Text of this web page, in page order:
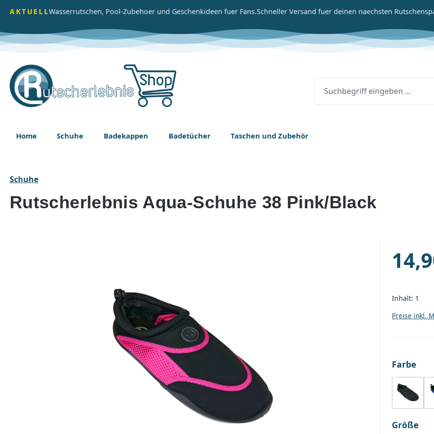
Hauptinhalt springen
Zur Suche springen
Zur Hauptnavigation springen
AKTUELLWasserrutschen, Pool-Zubehoer und Geschenkideen fuer Fans.Schneller Versand fuer deinen naechsten
Home Schuhe Badekappen Badetücher Taschen und Zubehör
Schuhe
Rutscherlebnis Aqua-Schuhe 38 Pink/Black
Regulärer
Inhalt: 1
Preise inkl.
Farbe
Black
Größe